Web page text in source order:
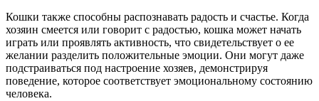
Кошки также способны распознавать радость и счастье. Когда
хозяин смеется или говорит с радостью, кошка может начать
играть или проявлять активность, что свидетельствует о ее
желании разделить положительные эмоции. Они могут даже
подстраиваться под настроение хозяев, демонстрируя
поведение, которое соответствует эмоциональному состоянию
человека.